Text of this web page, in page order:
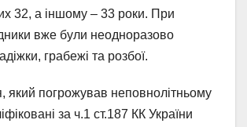
32, а іншому – 33 роки. При
вже були неодноразово
грабежі та розбої.
який погрожував неповнолітньому
за ч.1 ст.187 КК України